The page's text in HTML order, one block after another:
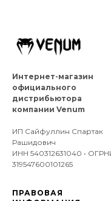
Интернет-магазин
официального
дистрибьютора
компании Venum
ИП Сайфуллин Спартак
Рашидович
ИНН 540312631040 •
319547600101265
ПРАВОВАЯ